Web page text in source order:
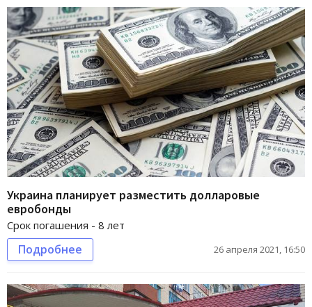
Украина планирует разместить долларовые
евробонды
Срок погашения - 8 лет
Подробнее 26 апреля 2021, 16:50